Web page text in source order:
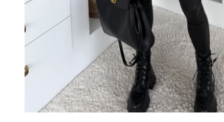
t
ů
k
t